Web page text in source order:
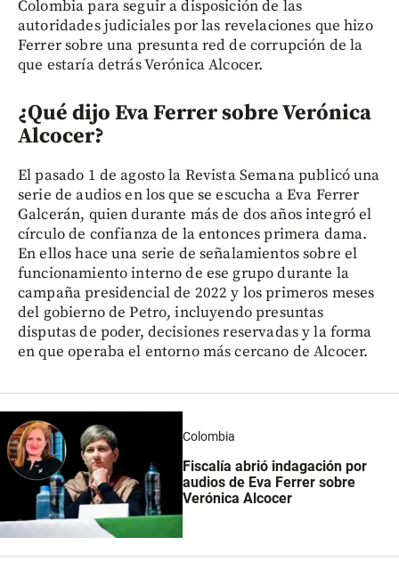
Colombia para seguir a disposición de las
autoridades judiciales por las revelaciones que hizo
Ferrer sobre una presunta red de corrupción de la
que estaría detrás Verónica Alcocer.
¿Qué dijo Eva Ferrer sobre Verónica
Alcocer?
El pasado 1 de agosto la Revista Semana publicó una
serie de audios en los que se escucha a Eva Ferrer
Galcerán, quien durante más de dos años integró el
círculo de confianza de la entonces primera dama.
En ellos hace una serie de señalamientos sobre el
funcionamiento interno de ese grupo durante la
campaña presidencial de 2022 y los primeros meses
del gobierno de Petro, incluyendo presuntas
disputas de poder, decisiones reservadas y la forma
en que operaba el entorno más cercano de Alcocer.
Colombia
Fiscalía abrió indagación por
audios de Eva Ferrer sobre
Verónica Alcocer